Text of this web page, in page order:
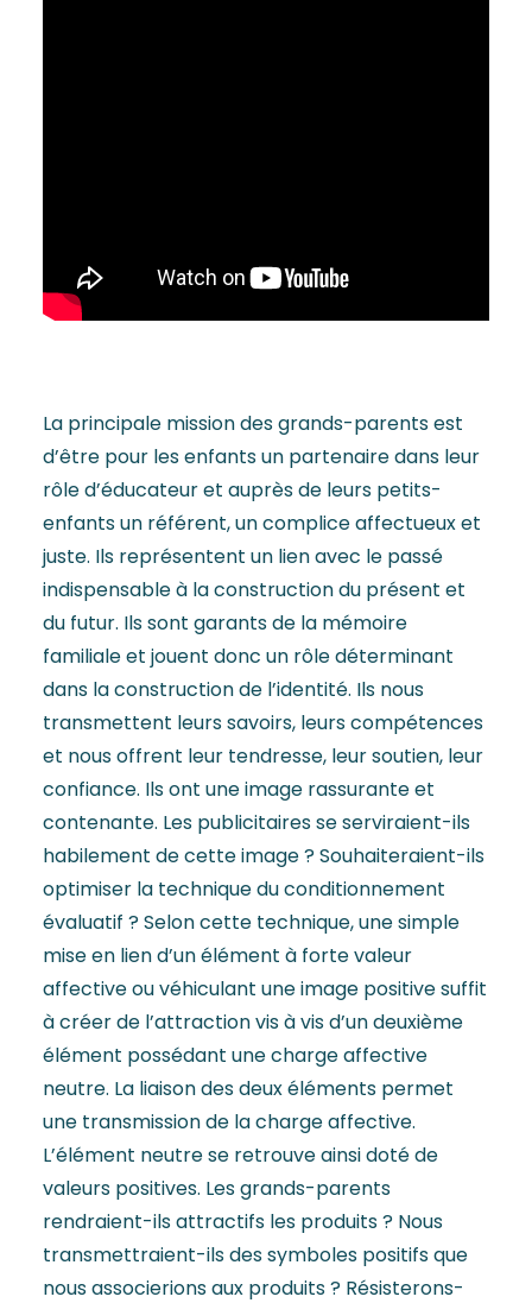
La principale mission des grands-parents est
d’être pour les enfants un partenaire dans leur
rôle d’éducateur et auprès de leurs petits-
enfants un référent, un complice affectueux et
juste. Ils représentent un lien avec le passé
indispensable à la construction du présent et
du futur. Ils sont garants de la mémoire
familiale et jouent donc un rôle déterminant
dans la construction de l’identité. Ils nous
transmettent leurs savoirs, leurs compétences
et nous offrent leur tendresse, leur soutien, leur
confiance. Ils ont une image rassurante et
contenante. Les publicitaires se serviraient-ils
habilement de cette image ? Souhaiteraient-ils
optimiser la technique du conditionnement
évaluatif ? Selon cette technique, une simple
mise en lien d’un élément à forte valeur
affective ou véhiculant une image positive suffit
à créer de l’attraction vis à vis d’un deuxième
élément possédant une charge affective
neutre. La liaison des deux éléments permet
une transmission de la charge affective.
L’élément neutre se retrouve ainsi doté de
valeurs positives. Les grands-parents
rendraient-ils attractifs les produits ? Nous
transmettraient-ils des symboles positifs que
nous associerions aux produits ? Résisterons-